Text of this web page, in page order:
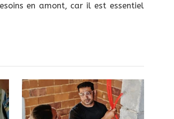
en amont, car il est essentiel